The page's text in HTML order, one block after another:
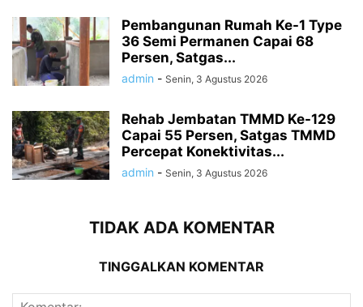
Pembangunan Rumah Ke-1 Type
36 Semi Permanen Capai 68
Persen, Satgas...
admin - Senin, 3 Agustus 2026
Rehab Jembatan TMMD Ke-129
Capai 55 Persen, Satgas TMMD
Percepat Konektivitas...
admin - Senin, 3 Agustus 2026
TIDAK ADA KOMENTAR
TINGGALKAN KOMENTAR